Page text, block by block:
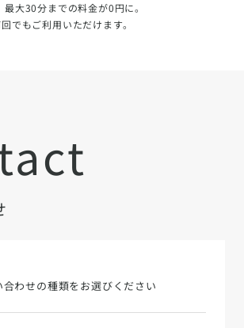
大30分までの料金が0円に。
でもご利用いただけます。
わせの種類をお選びください